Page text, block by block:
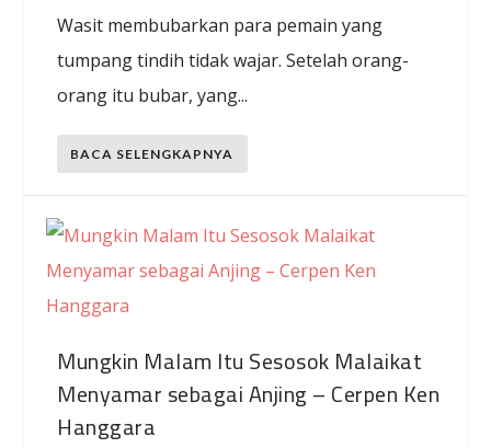
Wasit membubarkan para pemain yang
tumpang tindih tidak wajar. Setelah orang-
orang itu bubar, yang...
BACA SELENGKAPNYA
Mungkin Malam Itu Sesosok Malaikat
Menyamar sebagai Anjing – Cerpen Ken
Hanggara